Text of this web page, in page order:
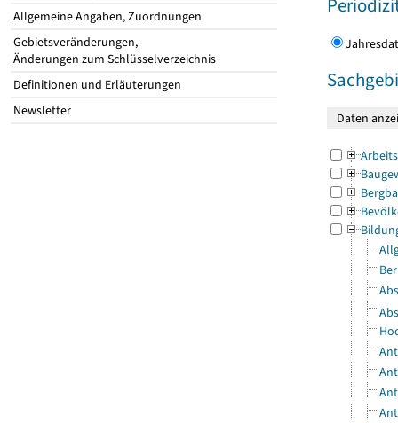
Allgemeine Angaben, Zuordnungen
Gebietsveränderungen,
Änderungen zum Schlüsselverzeichnis
Definitionen und Erläuterungen
Newsletter